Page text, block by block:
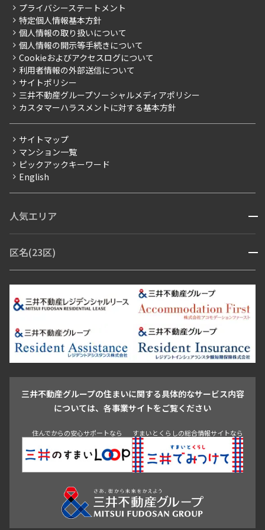
こだわりから探す
こだわり一覧
プレミアムマンション
新築
当社限定（港区・渋谷区）
当社限定（港区・渋谷区以外）
三井不動産企画
賃料改定
フリーレント
ペット可
ブランドマンション
ご入居・提携サービス
お部屋探しからご契約まで
よくあるご質問
社宅紹介
【仲介会社様向け】当社仲介事業部取り扱い物件入居申込
会社情報
事業案内
採用情報
ニュースリリース
お問い合わせ
プライバシーステートメント
特定個人情報基本方針
個人情報の取り扱いについて
個人情報の開示等手続きについて
Cookieおよびアクセスログについて
利用者情報の外部送信について
サイトポリシー
三井不動産グループソーシャルメディアポリシー
カスタマーハラスメントに対する基本方針
サイトマップ
マンション一覧
ピックアックキーワード
English
人気エリア 開閉
青山・表参道・原宿
市ヶ谷・神楽坂・飯田橋
三田・芝・浜松町
芝浦・汐留・品川
月島・勝どき・豊洲
本郷・春日・小石川
目白・高田馬場・早稲田
池尻大橋・三軒茶屋
祐天寺・学芸大学・自由が丘
駒沢・用賀・二子玉川
成城・砧
池袋・板橋・王子
青山 渋谷 東京・大手町 新宿 品川
目黒・中目黒
区名(23区) 開閉
江東区 台東区 墨田区
中野区
豊島区
杉並区 板橋区 練馬区 荒川区
足立区
葛飾区
江戸川区
三井不動産グループの住まいに関する具体的なサービス内容
については、各事業サイトをご覧ください
住んでからの安心サポートなら すまいとくらしの総合情報サイトなら